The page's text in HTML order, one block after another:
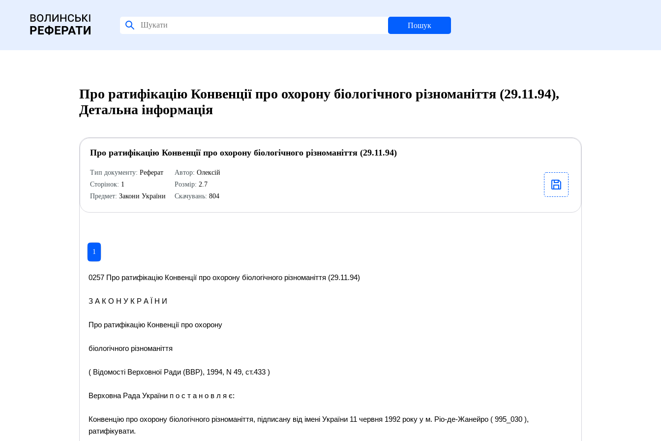
Пошук
Про ратифікацію Конвенції про охорону біологічного різноманіття (29.11.94),
Детальна інформація
Про ратифікацію Конвенції про охорону біологічного різноманіття (29.11.94)
Тип документу: Реферат
Сторінок: 1
Предмет: Закони України
Автор: Олексій
Розмір: 2.7
Скачувань: 804
1
0257 Про ратифікацію Конвенції про охорону біологічного різноманіття (29.11.94)
З А К О Н У К Р А Ї Н И
Про ратифікацію Конвенції про охорону
біологічного різноманіття
( Відомості Верховної Ради (ВВР), 1994, N 49, ст.433 )
Верховна Рада України п о с т а н о в л я є:
Конвенцію про охорону біологічного різноманіття, підписану від імені України 11 червня 1992 року у м. Ріо-де-Жанейро ( 995_030 ),
ратифікувати.